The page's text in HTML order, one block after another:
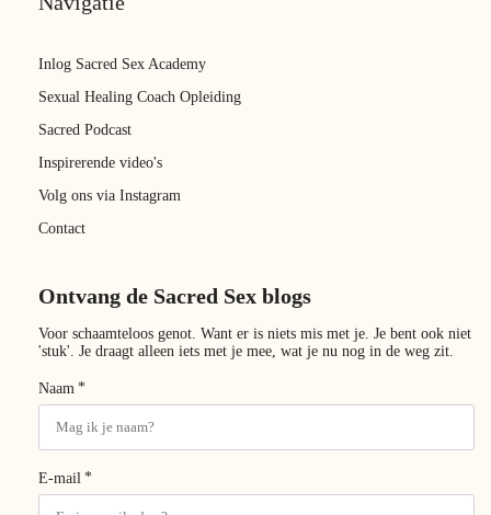
Inlog Sacred Sex Academy
Sexual Healing Coach Opleiding
Sacred Podcast
Inspirerende video's
Volg ons via Instagram
Contact
Ontvang de Sacred Sex blogs
Voor schaamteloos genot. Want er is niets mis met je. Je bent ook niet
'stuk'. Je draagt alleen iets met je mee, wat je nu nog in de weg zit.
Naam *
E-mail *